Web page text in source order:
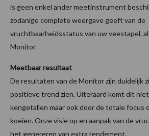
is geen enkel ander meetinstrument
zodanige complete weergave geeft van de
vruchtbaarheidsstatus van uw veestapel,
Monitor.
Meetbaar resultaat
De resultaten van de Monitor zijn duidelijk
positieve trend zien. Uiteraard komt dit
kengetallen maar ook door de totale focus
koeien. Onze visie op en aanpak van de
het genereren van extra rendement.